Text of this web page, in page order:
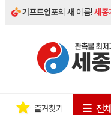
기프트인포의 새 이름!세종
즐겨찾기 전